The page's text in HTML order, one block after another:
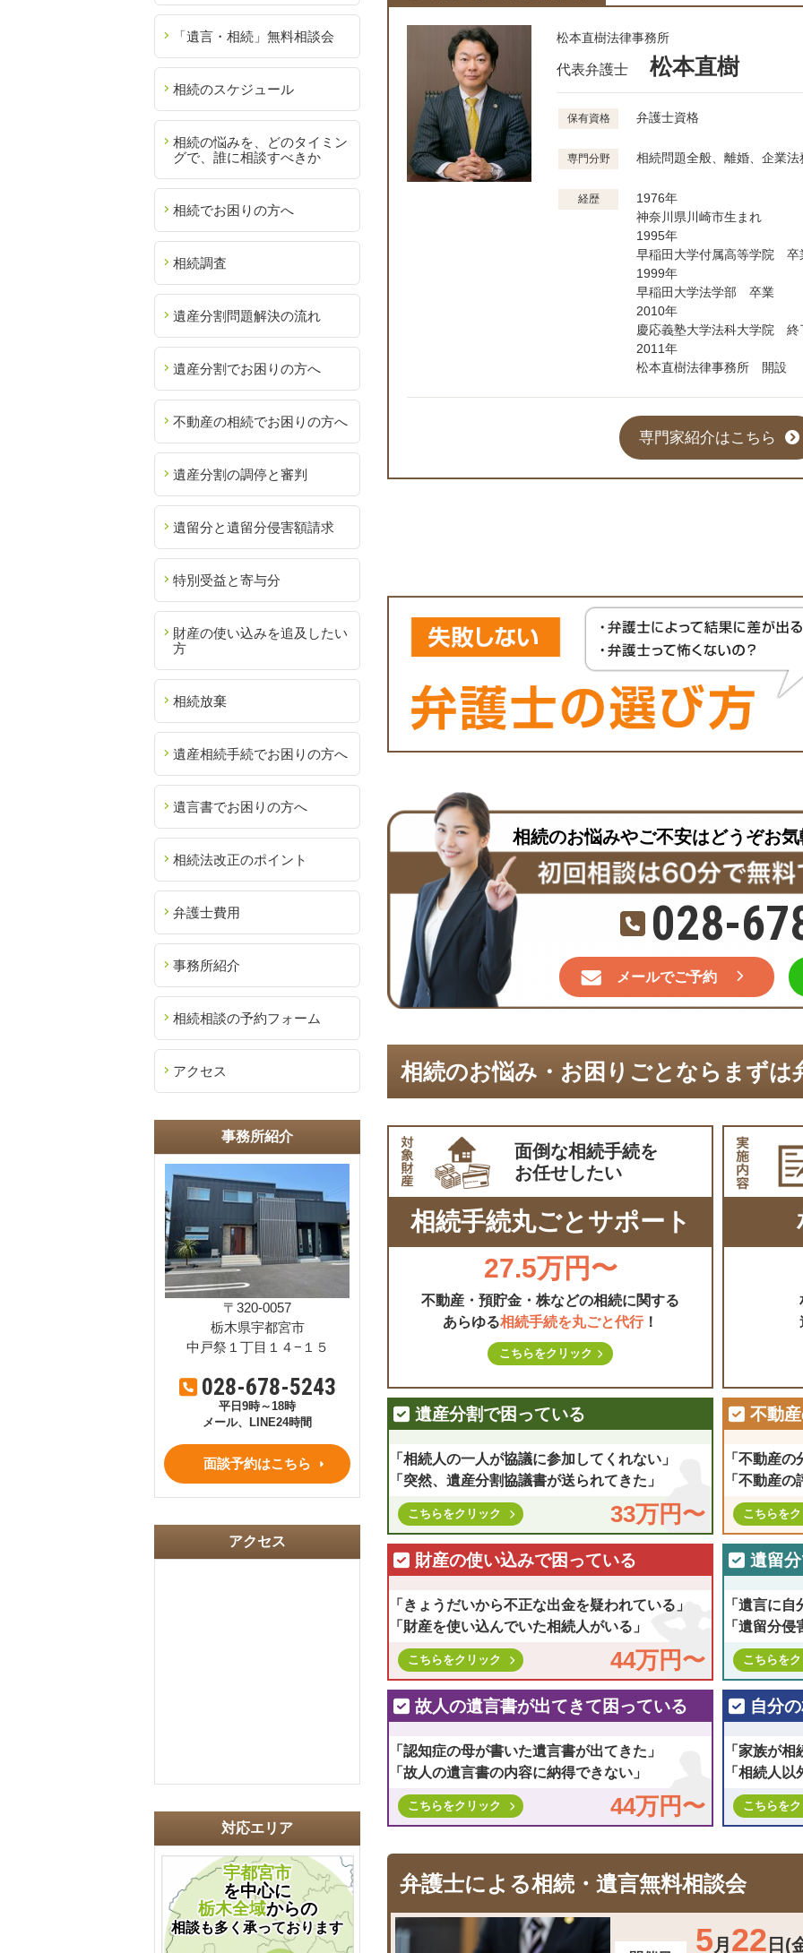
松本直樹法律事務所
代表弁護士 松本直樹
保有資格 弁護士資格
専門分野 相続問題全般、離婚、企業法
経歴
1976年
神奈川県川崎市生まれ
1995年
早稲田大学付属高等学院 卒
1999年
早稲田大学法学部 卒業
2010年
慶応義塾大学法科大学院 終
2011年
松本直樹法律事務所 開設
専門家紹介はこちら
相続のお悩みやご不安はどうぞお気
028-
メールでご予約
相続のお悩み・お困りごとならまずは
面倒な相続手続を
お任せしたい
相続手続丸ごとサポート
27.5万円〜
不動産・預貯金・株などの相続に関する
あらゆる相続手続を丸ごと代行！
こちらをクリック
遺産分割で困っている
「相続人の一人が協議に参加してくれない」
「突然、遺産分割協議書が送られてきた」
33万円〜
こちらをクリック
不動
「不動産の
「不動産の
こちらを
財産の使い込みで困っている
「きょうだいから不正な出金を疑われている」
「財産を使い込んでいた相続人がいる」
44万円〜
こちらをクリック
遺留
「遺言に
「遺留分
こちらを
故人の遺言書が出てきて困っている
「認知症の母が書いた遺言書が出てきた」
「故人の遺言書の内容に納得できない」
44万円〜
こちらをクリック
自分
「家族が
「相続人
こちらを
弁護士による相続・遺言無料相談会
5 月 22 日(
「遺言・相続」無料相談会
相続のスケジュール
相続の悩みを、どのタイミン
グで、誰に相談すべきか
相続でお困りの方へ
相続調査
遺産分割問題解決の流れ
遺産分割でお困りの方へ
不動産の相続でお困りの方へ
遺産分割の調停と審判
遺留分と遺留分侵害額請求
特別受益と寄与分
財産の使い込みを追及したい
方
相続放棄
遺産相続手続でお困りの方へ
遺言書でお困りの方へ
相続法改正のポイント
弁護士費用
事務所紹介
相続相談の予約フォーム
アクセス
事務所紹介
〒320-0057
栃木県宇都宮市
中戸祭１丁目１４−１５
028-678-5243
平日9時～18時
メール、LINE24時間
面談予約はこちら
アクセス
対応エリア
宇都宮市
を中心に
栃木全域からの
相談も多く承っております